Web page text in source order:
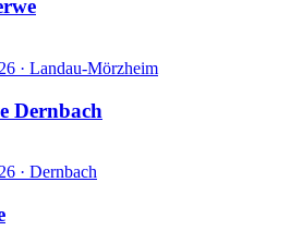
· Landau-Mörzheim
Dernbach
· Dernbach